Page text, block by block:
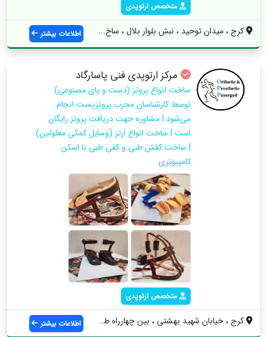
متخصص ارتوپدی
کرج ، میدان توحید ، نبش بلوار بلال ، ساخ... اطلاعات بیشتر
مرکز ارتوپدی فنی پاسارگاد
ساخت انواع پروتز (دست و پای مصنوعی)
توسط کارشناسان مجرب پروتزیست انجام
می‌شود | مشاوره جهت دریافت پروتز رایگان
است | ساخت انواع ارتز (وسایل کمکی معلولین)
| ساخت کفش طبی و کفی طبی با اسکن
کامپیوتری
متخصص ارتوپدی
کرج ، خیابان شهید بهشتی ، بین چهارراه طا... اطلاعات بیشتر